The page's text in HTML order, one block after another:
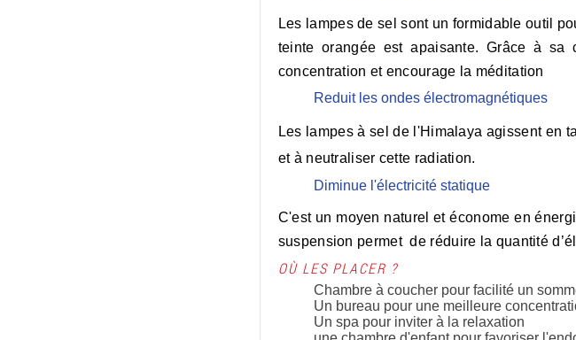
Les lampes de sel sont un formidable outil
teinte orangée est apaisante. Grâce à
concentration et encourage la méditation
Reduit les ondes électromagnétiques
Les lampes à sel de l'Himalaya agissent en
et à neutraliser cette radiation.
Diminue l'électricité statique
C'est un moyen naturel et économe en
suspension permet de réduire la quantité
OÙ LES PLACER ?
Chambre à coucher pour facilité un
Un bureau pour une meilleure
Un spa pour inviter à la relaxation